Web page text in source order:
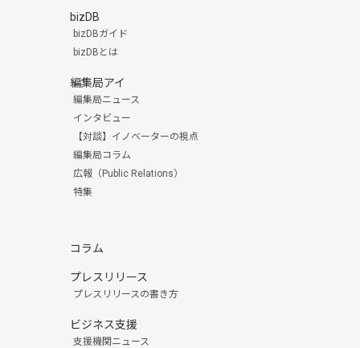
bizDB
bizDBガイド
bizDBとは
編集局アイ
編集局ニュース
インタビュー
【対談】イノベーターの視点
編集局コラム
広報（Public Relations）
特集
コラム
プレスリリース
プレスリリースの書き方
ビジネス支援
支援機関ニュース